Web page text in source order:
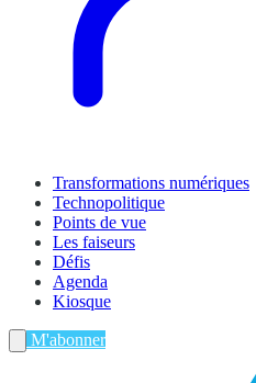
Transformations numériques
Technopolitique
Points de vue
Les faiseurs
Défis
Agenda
Kiosque
M'abonner